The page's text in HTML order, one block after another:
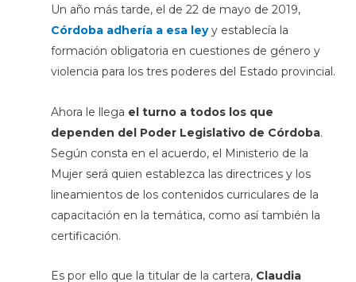
Un año más tarde, el de 22 de mayo de 2019,
Córdoba adhería a esa leyy establecía la
formación obligatoria en cuestiones de género y
violencia para los tres poderes del Estado provincial.
Ahora le llega el turno a todos los que
dependen del Poder Legislativo de Córdoba.
Según consta en el acuerdo, el Ministerio de la
Mujer será quien establezca las directrices y los
lineamientos de los contenidos curriculares de la
capacitación en la temática, como así también la
certificación.
Es por ello que la titular de la cartera, Claudia